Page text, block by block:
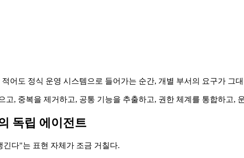
어도 정식 운영 시스템으로 들어가는 순간, 개별 부서의 요구가 그
고, 중복을 제거하고, 공통 기능을 추출하고, 권한 체계를 통합하고,
독립 에이전트
긴다"는 표현 자체가 조금 거칠다.